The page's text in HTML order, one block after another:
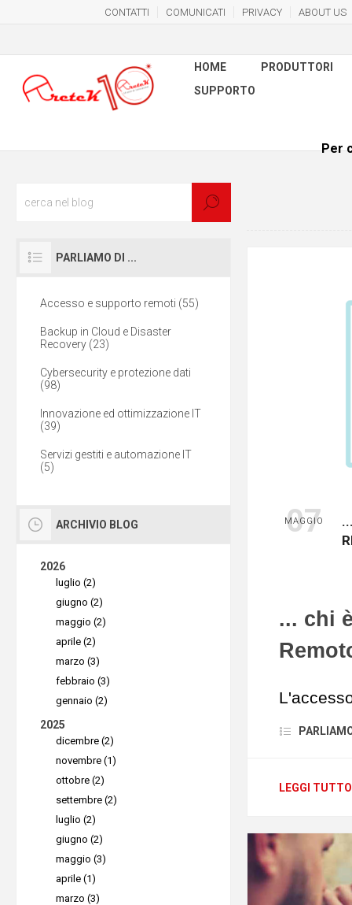
CONTATTI COMUNICATI PRIVACY ABOUT US
HOME PRODUTTORI
SUPPORTO
Per
07
MAGGIO
... chi
il vostro
Quando
di
Esiste
LEGGI TUTTO
PARLIAMO DI ...
Accesso e supporto remoti (55)
Backup in Cloud e Disaster
Recovery (23)
Cybersecurity e protezione dati
(98)
Innovazione ed ottimizzazione IT
(39)
Servizi gestiti e automazione IT
(5)
ARCHIVIO BLOG
2026
luglio (2)
giugno (2)
maggio (2)
aprile (2)
marzo (3)
febbraio (3)
gennaio (2)
2025
dicembre (2)
novembre (1)
ottobre (2)
settembre (2)
luglio (2)
giugno (2)
maggio (3)
aprile (1)
marzo (3)